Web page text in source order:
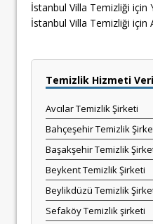
İstanbul Villa Temizliği için
İstanbul Villa Temizliği için
Temizlik Hizmeti
Avcılar Temizlik Şirketi
Bahçeşehir Temizlik
Başakşehir Temizlik
Beykent Temizlik Şirketi
Beylikdüzü Temizlik
Sefaköy Temizlik şirketi